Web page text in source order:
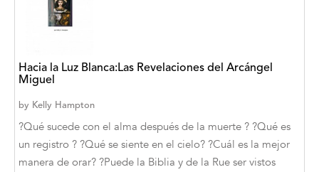
A. V. Chaudhari
A.C. Meyer
A.H. Benjamin
A.J. Mitar
A.J. Mitar [Author]
Hacia la Luz Blanca:Las Revelaciones del Arcángel
Miguel
by Kelly Hampton
?Qué sucede con el alma después de la muerte ? ?Qué es
un registro ? ?Qué se siente en el cielo? ?Cuál es la mejor
manera de orar? ?Puede la Biblia y de la Rue ser vistos